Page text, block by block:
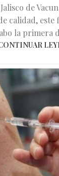
de
calidad, este
la primera